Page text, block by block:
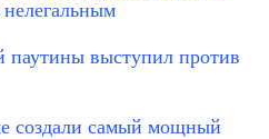
паутины выступил против
создали самый мощный